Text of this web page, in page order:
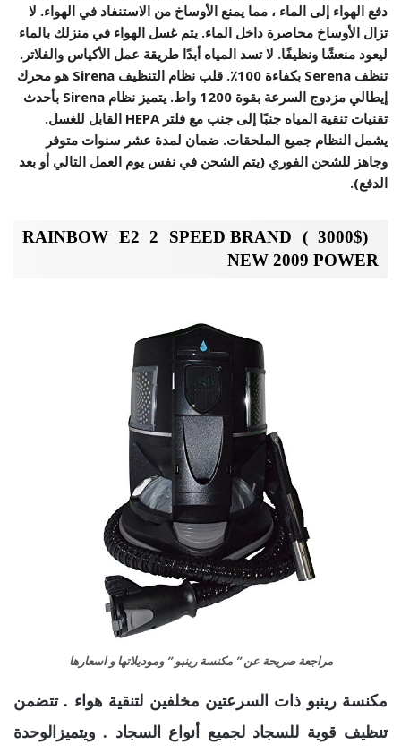
دفع الهواء إلى الماء ، مما يمنع الأوساخ من الاستنفاد في الهواء. لا
تزال الأوساخ محاصرة داخل الماء. يتم غسل الهواء في منزلك بالماء
ليعود منعشًا ونظيفًا. لا تسد المياه أبدًا طريقة عمل الأكياس والفلاتر.
تنظف Serena بكفاءة 100٪. قلب نظام التنظيف Sirena هو محرك
إيطالي مزدوج السرعة بقوة 1200 واط. يتميز نظام Sirena بأحدث
تقنيات تنقية المياه جنبًا إلى جنب مع فلتر HEPA القابل للغسل.
يشمل النظام جميع الملحقات. ضمان لمدة عشر سنوات متوفر
وجاهز للشحن الفوري (يتم الشحن في نفس يوم العمل التالي أو بعد
الدفع).
(3000$ ) RAINBOW E2 2 SPEED BRAND
NEW 2009 POWER
مراجعة صريحة عن ” مكنسة رينبو ” وموديلاتها و اسعارها
مكنسة رينبو ذات السرعتين مخلفين لتنقية هواء . تتضمن
تنظيف قوية للسجاد لجميع أنواع السجاد . ويتميزالوحدة